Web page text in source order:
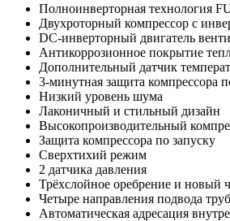
Полноинверторная технология
Двухроторный компрессор с
DС-инверторный двигатель
Антикоррозионное покрытие
Дополнительный датчик
3-минутная защита компрессора
Низкий уровень шума
Лаконичный и стильный дизайн
Высокопроизводительный
Защита компрессора по запуску
Сверхтихий режим
2 датчика давления
Трёхслойное оребрение и новый
Четыре направления подвода труб
Автоматическая адресация